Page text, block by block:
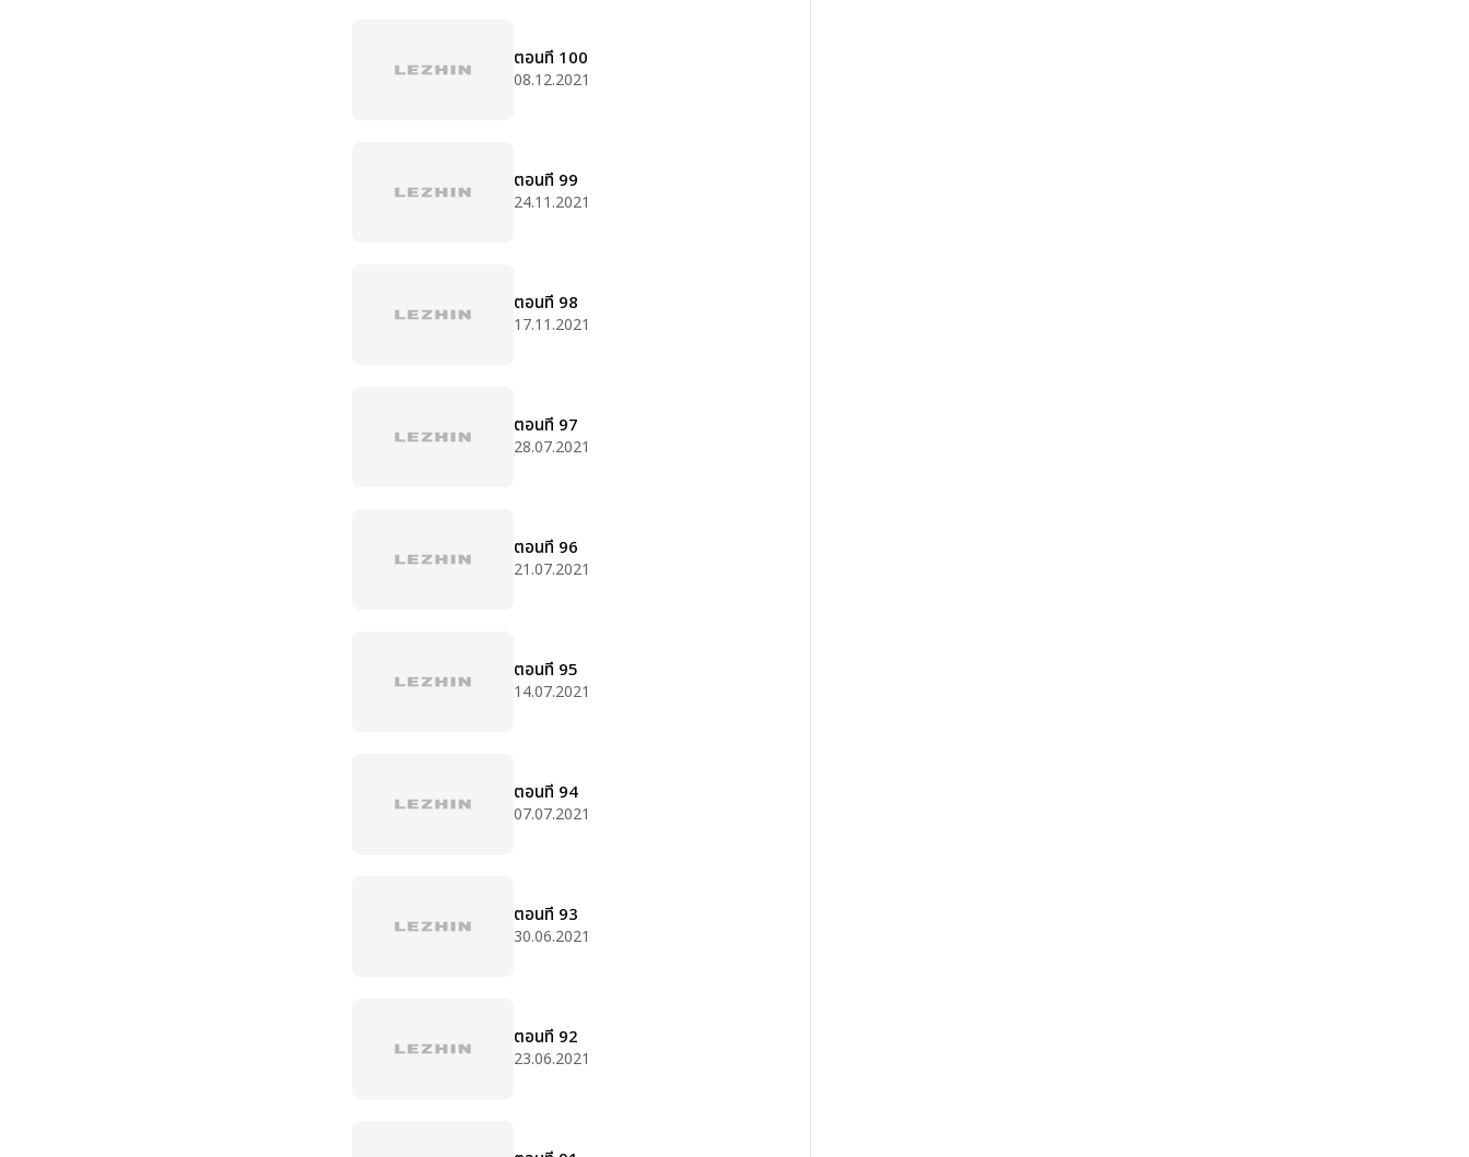
ตอนที่ 100
08.12.2021
ตอนที่ 99
24.11.2021
ตอนที่ 98
17.11.2021
ตอนที่ 97
28.07.2021
ตอนที่ 96
21.07.2021
ตอนที่ 95
14.07.2021
ตอนที่ 94
07.07.2021
ตอนที่ 93
30.06.2021
ตอนที่ 92
23.06.2021